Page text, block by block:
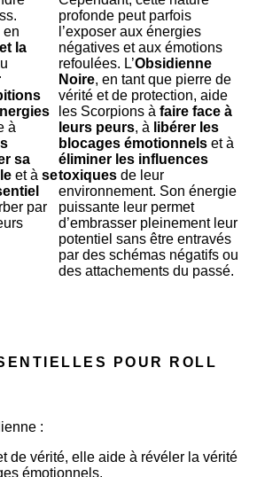
en
la
à
sa
et à se
par
profonde peut parfois
l’exposer aux énergies
négatives et aux émotions
refoulées. L’Obsidienne
Noire, en tant que pierre de
vérité et de protection, aide
les Scorpions à faire face à
leurs peurs, à libérer les
blocages émotionnels et à
éliminer les influences
toxiques de leur
environnement. Son énergie
puissante leur permet
d’embrasser pleinement leur
potentiel sans être entravés
par des schémas négatifs ou
des attachements du passé.
POUR ROLL
:
de vérité, elle aide à révéler la vérité
émotionnels.